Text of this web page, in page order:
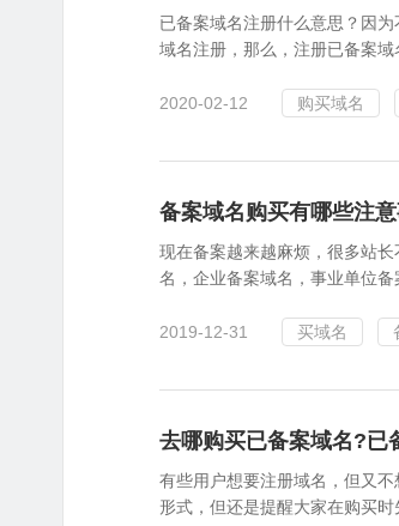
已备案域名注册什么意思？因
域名注册，那么，注册已备案
2020-02-12 购买域名
备案域名购买有哪些注
现在备案越来越麻烦，很多站
名，企业备案域名，事业单位
2019-12-31 买域名
去哪购买已备案域名?已
有些用户想要注册域名，但又
形式，但还是提醒大家在购买时